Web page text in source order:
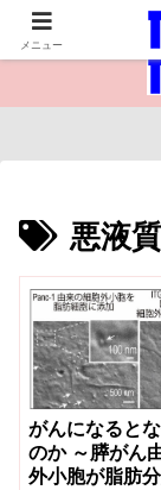
悪液質
がんになると
のか ～膵がん
外小胞が脂肪
メニュー